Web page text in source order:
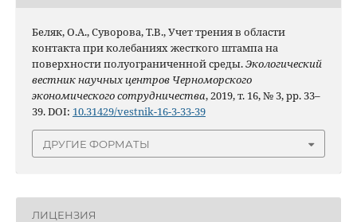
Беляк, О.А., Суворова, Т.В., Учет трения в области
контакта при колебаниях жесткого штампа на
поверхности полуограниченной среды.Экологический
вестник научных центров Черноморского
экономического сотрудничества, 2019, т. 16, № 3, pp. 33–
39. DOI: 10.31429/vestnik-16-3-33-39
ДРУГИЕ ФОРМАТЫ
ЛИЦЕНЗИЯ